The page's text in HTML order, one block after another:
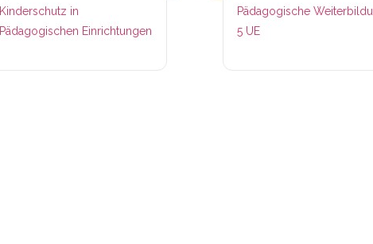
Kinderschutz in
Pädagogischen Einrichtungen
Pädagogische
5 UE